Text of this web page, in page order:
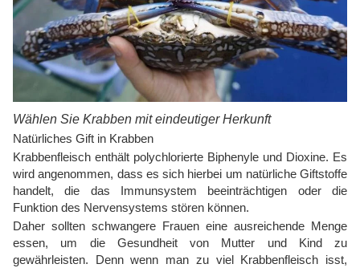
Wählen Sie Krabben mit eindeutiger Herkunft
Natürliches Gift in Krabben
Krabbenfleisch enthält polychlorierte Biphenyle und Dioxine. Es
wird angenommen, dass es sich hierbei um natürliche Giftstoffe
handelt, die das Immunsystem beeinträchtigen oder die
Funktion des Nervensystems stören können.
Daher sollten schwangere Frauen eine ausreichende Menge
essen, um die Gesundheit von Mutter und Kind zu
gewährleisten. Denn wenn man zu viel Krabbenfleisch isst,